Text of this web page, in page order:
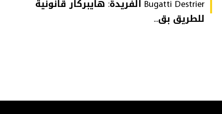
Bugatti Destrier الفريدة: هايبركار قانونية
للطريق بق...